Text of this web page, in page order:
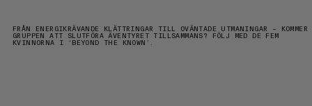
FRÅN ENERGIKRÄVANDE KLÄTTRINGAR TILL OVÄNTADE UTMANINGAR – KOMMER
GRUPPEN ATT SLUTFÖRA ÄVENTYRET TILLSAMMANS? FÖLJ MED DE FEM
KVINNORNA I ‘BEYOND THE KNOWN’.